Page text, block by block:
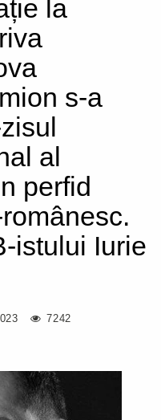
la
s-a
al
perfid
istului Iurie
7242